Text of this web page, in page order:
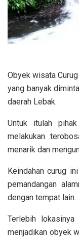
Obyek wisata
yang banyak
daerah Lebak.
Untuk itulah
melakukan
menarik dan
Keindahan curug
pemandangan
dengan tempat lain.
Terlebih lokasinya
menjadikan obyek